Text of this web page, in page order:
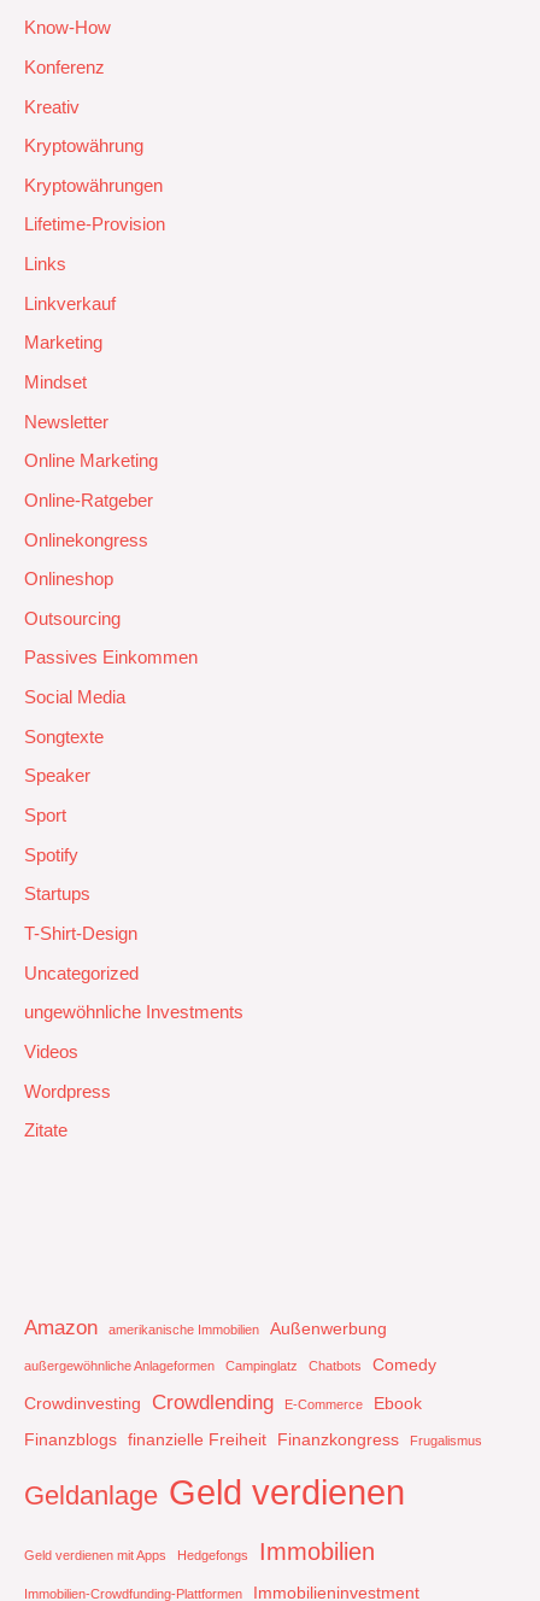
Know-How
Konferenz
Kreativ
Kryptowährung
Kryptowährungen
Lifetime-Provision
Links
Linkverkauf
Marketing
Mindset
Newsletter
Online Marketing
Online-Ratgeber
Onlinekongress
Onlineshop
Outsourcing
Passives Einkommen
Social Media
Songtexte
Speaker
Sport
Spotify
Startups
T-Shirt-Design
Uncategorized
ungewöhnliche Investments
Videos
Wordpress
Zitate
Amazon amerikanische Immobilien Außenwerbung
außergewöhnliche Anlageformen Campinglatz Chatbots
Comedy
Crowdinvesting
Crowdlending E-Commerce
Ebook
Finanzblogs finanzielle Freiheit Finanzkongress Frugalismus
Geldanlage Geld verdienen
Geld verdienen mit Apps Hedgefongs Immobilien
Immobilien-Crowdfunding-Plattformen Immobilieninvestment